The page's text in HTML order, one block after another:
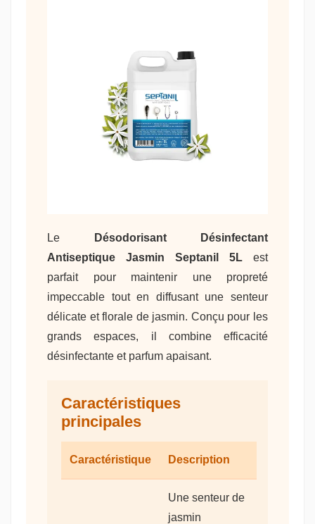
Le
Désodorisant Désinfectant
Antiseptique Jasmin Septanil 5L est
parfait pour maintenir une propreté
impeccable tout en diffusant une senteur
délicate et florale de jasmin. Conçu pour les
grands espaces, il combine efficacité
désinfectante et parfum apaisant.
Caractéristiques
principales
Caractéristique Description
Une senteur de
jasmin